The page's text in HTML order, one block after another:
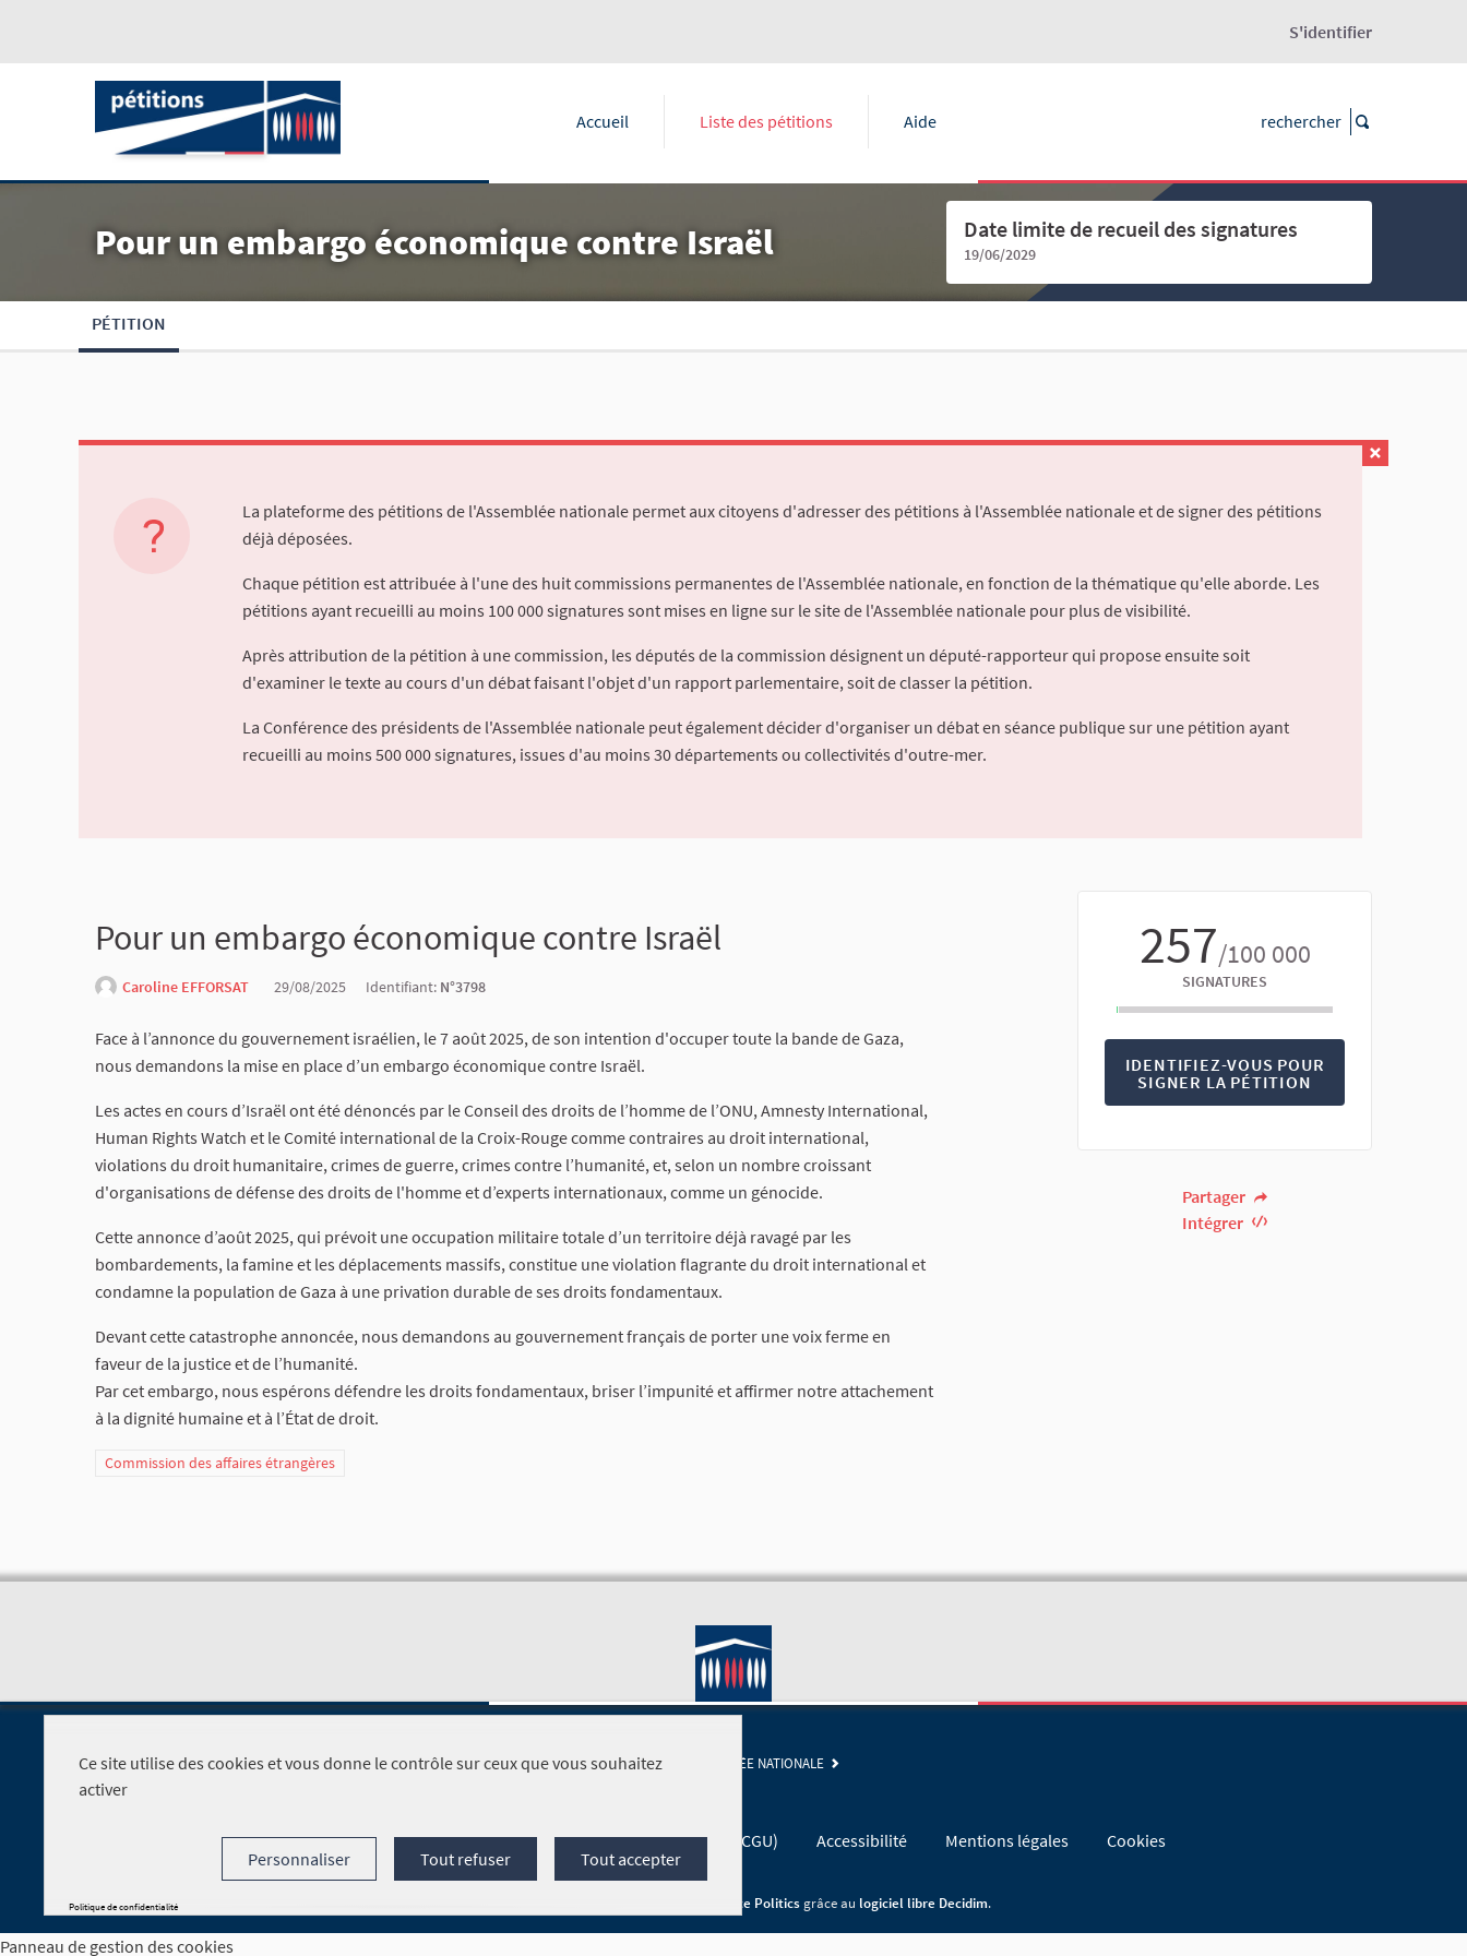
S'identifier
Accueil Liste des pétitions Aide
Pour un embargo économique contre Israël Date limite de recueil des signatures
19/06/2029
PÉTITION
La plateforme des pétitions de l'Assemblée nationale permet aux citoyens d'adresser des pétitions à l'Assemblée nationale et de signer des pétitions
déjà déposées.
Chaque pétition est attribuée à l'une des huit commissions permanentes de l'Assemblée nationale, en fonction de la thématique qu'elle aborde. Les
pétitions ayant recueilli au moins 100 000 signatures sont mises en ligne sur le site de l'Assemblée nationale pour plus de visibilité.
Après attribution de la pétition à une commission, les députés de la commission désignent un député-rapporteur qui propose ensuite soit
d'examiner le texte au cours d'un débat faisant l'objet d'un rapport parlementaire, soit de classer la pétition.
La Conférence des présidents de l'Assemblée nationale peut également décider d'organiser un débat en séance publique sur une pétition ayant
recueilli au moins 500 000 signatures, issues d'au moins 30 départements ou collectivités d'outre-mer.
257/100 000
SIGNATURES
IDENTIFIEZ-VOUS POUR
SIGNER LA PÉTITION
Partager
Intégrer
Pour un embargo économique contre Israël
Caroline EFFORSAT 29/08/2025 Identifiant: N°3798
Face à l’annonce du gouvernement israélien, le 7 août 2025, de son intention d'occuper toute la bande de Gaza,
nous demandons la mise en place d’un embargo économique contre Israël.
Les actes en cours d’Israël ont été dénoncés par le Conseil des droits de l’homme de l’ONU, Amnesty International,
Human Rights Watch et le Comité international de la Croix-Rouge comme contraires au droit international,
violations du droit humanitaire, crimes de guerre, crimes contre l’humanité, et, selon un nombre croissant
d'organisations de défense des droits de l'homme et d’experts internationaux, comme un génocide.
Cette annonce d’août 2025, qui prévoit une occupation militaire totale d’un territoire déjà ravagé par les
bombardements, la famine et les déplacements massifs, constitue une violation flagrante du droit international et
condamne la population de Gaza à une privation durable de ses droits fondamentaux.
Devant cette catastrophe annoncée, nous demandons au gouvernement français de porter une voix ferme en
faveur de la justice et de l’humanité.
Par cet embargo, nous espérons défendre les droits fondamentaux, briser l’impunité et affirmer notre attachement
à la dignité humaine et à l’État de droit.
Commission des affaires étrangères
SITE DE L'ASSEMBLÉE NATIONALE
Foire aux questions Conditions générales d'utilisation (CGU) Accessibilité Mentions légales Cookies
Open Source Politicsgrâce au logiciel libre Decidim.
Panneau de gestion des cookies
Ce site utilise des cookies et vous donne le contrôle sur ceux que vous souhaitez
activer
Tout accepter
Tout refuser
Personnaliser
Politique de confidentialité